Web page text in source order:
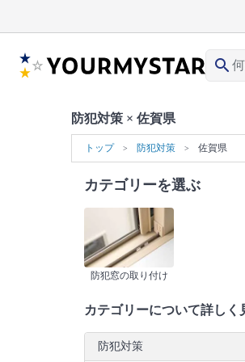
search
防犯対策 × 佐賀県
トップ 防犯対策 佐賀県
カテゴリーを選ぶ
防犯窓の取り付け
カテゴリーについて詳しく
防犯対策